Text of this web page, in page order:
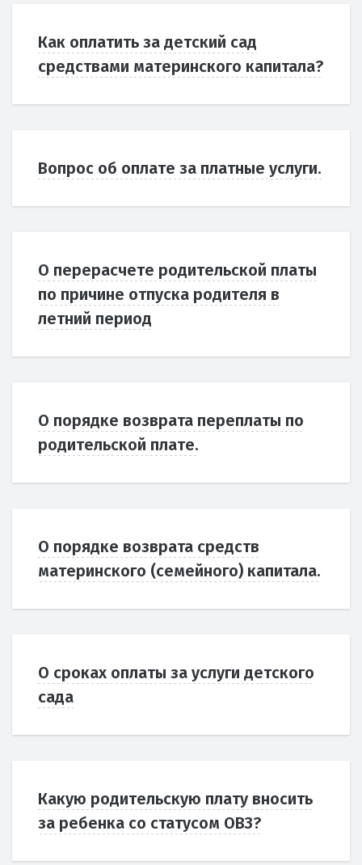
Как оплатить за детский сад
средствами материнского капитала?
Вопрос об оплате за платные услуги.
О перерасчете родительской платы
по причине отпуска родителя в
летний период
О порядке возврата переплаты по
родительской плате.
О порядке возврата средств
материнского (семейного) капитала.
О сроках оплаты за услуги детского
сада
Какую родительскую плату вносить
за ребенка со статусом ОВЗ?